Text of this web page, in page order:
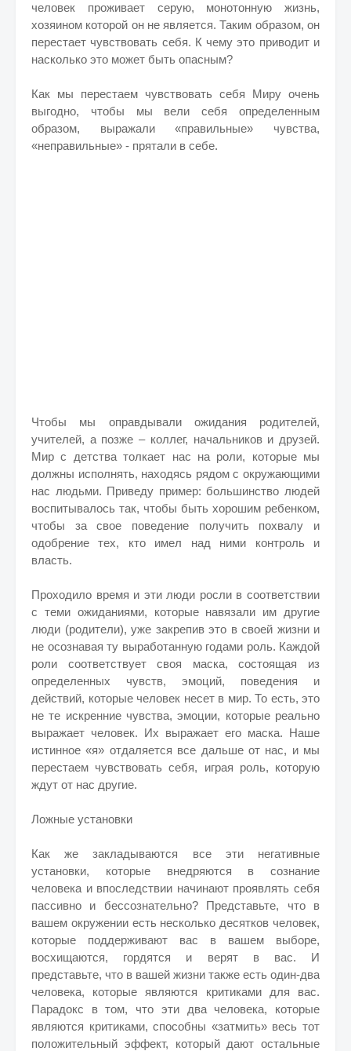
человек проживает серую, монотонную жизнь,
хозяином которой он не является. Таким образом, он
перестает чувствовать себя. К чему это приводит и
насколько это может быть опасным?
Как мы перестаем чувствовать себя Миру очень
выгодно, чтобы мы вели себя определенным
образом, выражали «правильные» чувства,
«неправильные» - прятали в себе.
Чтобы мы оправдывали ожидания родителей,
учителей, а позже – коллег, начальников и друзей.
Мир с детства толкает нас на роли, которые мы
должны исполнять, находясь рядом с окружающими
нас людьми. Приведу пример: большинство людей
воспитывалось так, чтобы быть хорошим ребенком,
чтобы за свое поведение получить похвалу и
одобрение тех, кто имел над ними контроль и
власть.
Проходило время и эти люди росли в соответствии
с теми ожиданиями, которые навязали им другие
люди (родители), уже закрепив это в своей жизни и
не осознавая ту выработанную годами роль. Каждой
роли соответствует своя маска, состоящая из
определенных чувств, эмоций, поведения и
действий, которые человек несет в мир. То есть, это
не те искренние чувства, эмоции, которые реально
выражает человек. Их выражает его маска. Наше
истинное «я» отдаляется все дальше от нас, и мы
перестаем чувствовать себя, играя роль, которую
ждут от нас другие.
Ложные установки
Как же закладываются все эти негативные
установки, которые внедряются в сознание
человека и впоследствии начинают проявлять себя
пассивно и бессознательно? Представьте, что в
вашем окружении есть несколько десятков человек,
которые поддерживают вас в вашем выборе,
восхищаются, гордятся и верят в вас. И
представьте, что в вашей жизни также есть один-два
человека, которые являются критиками для вас.
Парадокс в том, что эти два человека, которые
являются критиками, способны «затмить» весь тот
положительный эффект, который дают остальные